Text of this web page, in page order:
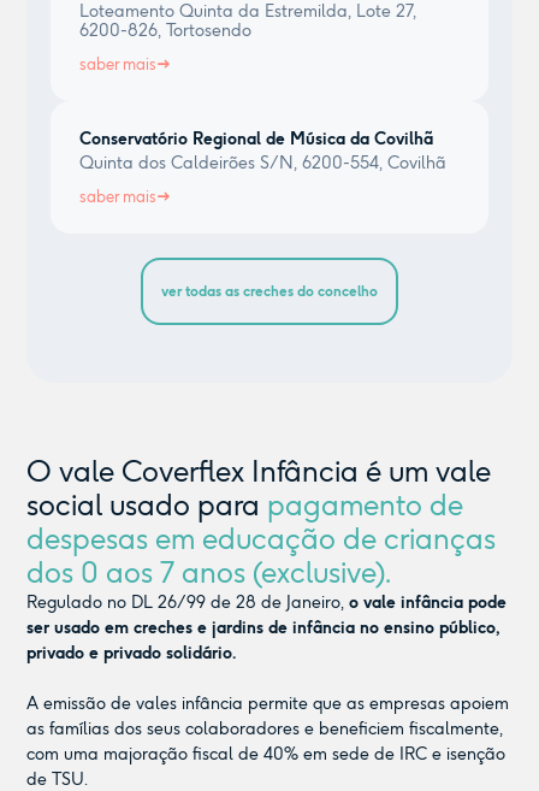
Loteamento Quinta da Estremilda, Lote 27,
6200-826, Tortosendo
saber mais
Conservatório Regional de Música da Covilhã
Quinta dos Caldeirões S/N, 6200-554, Covilhã
saber mais
ver todas as creches do concelho
O vale Coverflex Infância é um vale
social usado para pagamento de
despesas em educação de crianças
dos 0 aos 7 anos (exclusive).
Regulado no DL 26/99 de 28 de Janeiro,o vale infância pode
ser usado em creches e jardins de infância no ensino público,
privado e privado solidário.
A emissão de vales infância permite que as empresas apoiem
as famílias dos seus colaboradores e beneficiem fiscalmente,
com uma majoração fiscal de 40% em sede de IRC e isenção
de TSU.